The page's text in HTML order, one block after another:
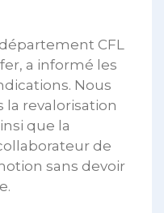
CFL
a informé les
Nous
revalorisation
que la
de
sans devoir